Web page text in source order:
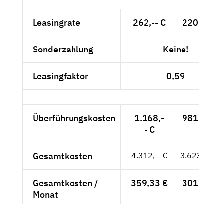
Leasingrate 262,-- € 220,17 €
Sonderzahlung Keine!
Leasingfaktor 0,59
Überführungskosten
1.168,-
- €
981,51 €
Gesamtkosten 4.312,-- € 3.623,53 €
Gesamtkosten /
Monat
359,33 € 301,96 €